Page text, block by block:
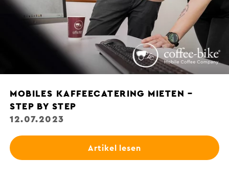
MOBILES KAFFEECATERING MIETEN –
STEP BY STEP
12.07.2023
Artikel lesen